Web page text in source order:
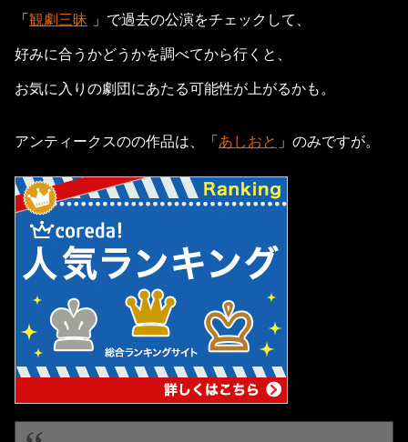
「 観劇三昧 」で過去の公演をチェックして、
好みに合うかどうかを調べてから行くと、
お気に入りの劇団にあたる可能性が上がるかも。
アンティークスのの作品は、「 あしおと 」のみですが。